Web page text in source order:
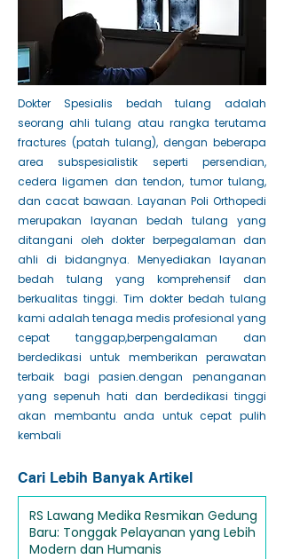
Dokter Spesialis bedah tulang adalah
seorang ahli tulang atau rangka terutama
fractures (patah tulang), dengan beberapa
area subspesialistik seperti persendian,
cedera ligamen dan tendon, tumor tulang,
dan cacat bawaan. Layanan Poli Orthopedi
merupakan layanan bedah tulang yang
ditangani oleh dokter berpegalaman dan
ahli di bidangnya. Menyediakan layanan
bedah tulang yang komprehensif dan
berkualitas tinggi. Tim dokter bedah tulang
kami adalah tenaga medis profesional yang
cepat tanggap,berpengalaman dan
berdedikasi untuk memberikan perawatan
terbaik bagi pasien.dengan penanganan
yang sepenuh hati dan berdedikasi tinggi
akan membantu anda untuk cepat pulih
kembali
Cari Lebih Banyak Artikel
RS Lawang Medika Resmikan Gedung
Baru: Tonggak Pelayanan yang Lebih
Modern dan Humanis